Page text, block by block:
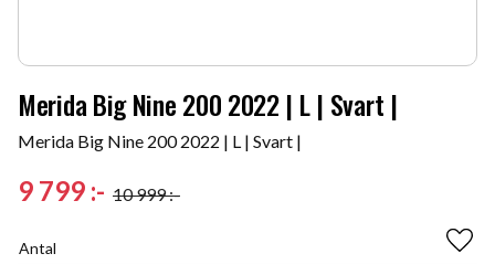
Merida Big Nine 200 2022 | L | Svart |
Merida Big Nine 200 2022 | L | Svart |
Nedsatt pris:
9 799 :- Ordinarie pris:
10 999:-
Antal